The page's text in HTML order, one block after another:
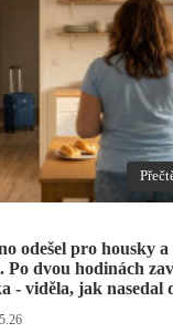
odešel pro housky a
Po dvou hodinách
- viděla, jak nasedal
balit na